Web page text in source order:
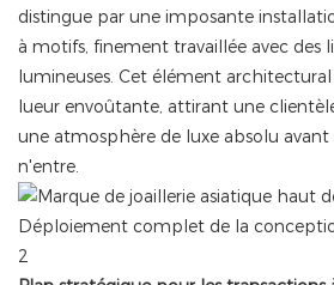
distingue par une imposante
à motifs, finement travaillée avec des
lumineuses. Cet élément
lueur envoûtante, attirant une
une atmosphère de luxe absolu
n'entre.